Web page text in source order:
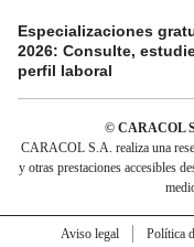
Especializaciones
2026: Consulte,
perfil laboral
© CARACOL
CARACOL S.A. realiza una
y otras prestaciones accesibles
Aviso legal Política